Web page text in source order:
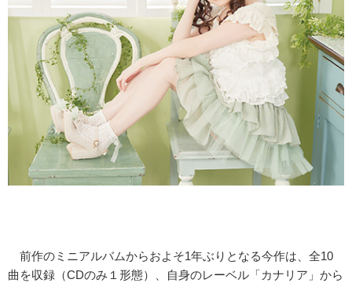
前作のミニアルバムからおよそ1年ぶりとなる今作は、全10
曲を収録（CDのみ１形態）、自身のレーベル「カナリア」から